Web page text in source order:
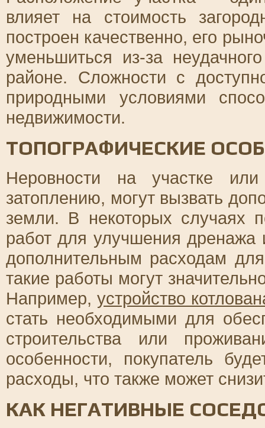
влияет на стоимость
построен качественно, его
уменьшиться из-за
районе. Сложности с
природными условиями
недвижимости.
ТОПОГРАФИЧЕСКИЕ
Неровности на участке
затоплению, могут вызвать
земли. В некоторых случаях
работ для улучшения дренажа
дополнительным расходам
такие работы могут
Например,устройство
стать необходимыми для
строительства или
особенности, покупатель
расходы, что также может
КАК НЕГАТИВНЫЕ